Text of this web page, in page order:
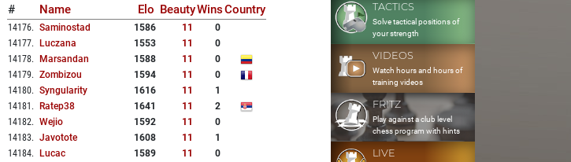
# Name Elo BeautyWinsCountry
14176. Saminostad 1586 11
0
14177. Luczana 1553 11
0
14178. Marsandan 1588 11
0
14179. Zombizou 1594 11
0
14180. Syngularity 1616 11
1
14181 . Ratep38 1641 11
2
14182. Wejio 1592 11
0
14183. Javotote 1608 11
1
14184. Lucac 1589 11
0
TACTICS
Solve tactical positions of
your strength
VIDEOS
Watch hours and hours of
training videos
FRITZ
Play against a club level
chess program with hints
LIVE